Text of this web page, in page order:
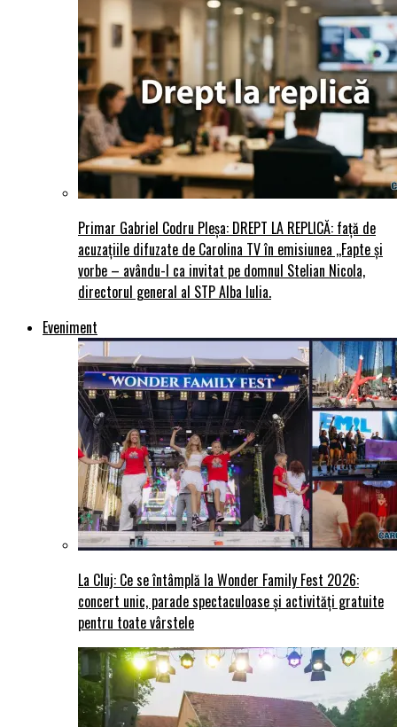
Primar Gabriel Codru Pleșa: DREPT LA REPLICĂ: față de
acuzațiile difuzate de Carolina TV în emisiunea ,,Fapte și
vorbe – avându-l ca invitat pe domnul Stelian Nicola,
directorul general al STP Alba Iulia.
Eveniment
La Cluj: Ce se întâmplă la Wonder Family Fest 2026:
concert unic, parade spectaculoase și activități gratuite
pentru toate vârstele